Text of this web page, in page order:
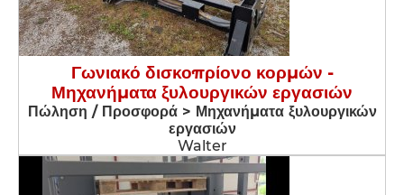
Γωνιακό δισκοπρίονο κορμών -
Μηχανήματα ξυλουργικών εργασιών
Πώληση / Προσφορά > Μηχανήματα ξυλουργικών
εργασιών
Walter